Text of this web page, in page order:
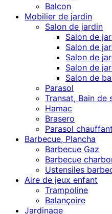
Balcon
Mobilier de jardin
Salon de jardin
Salon de
Salon de
Salon de
Salon de
Salon de
Parasol
Transat, Bain de
Hamac
Brasero
Parasol chauffant
Barbecue, Plancha
Barbecue Gaz
Barbecue
Ustensiles
Aire de jeux enfant
Trampoline
Balançoire
Jardinage